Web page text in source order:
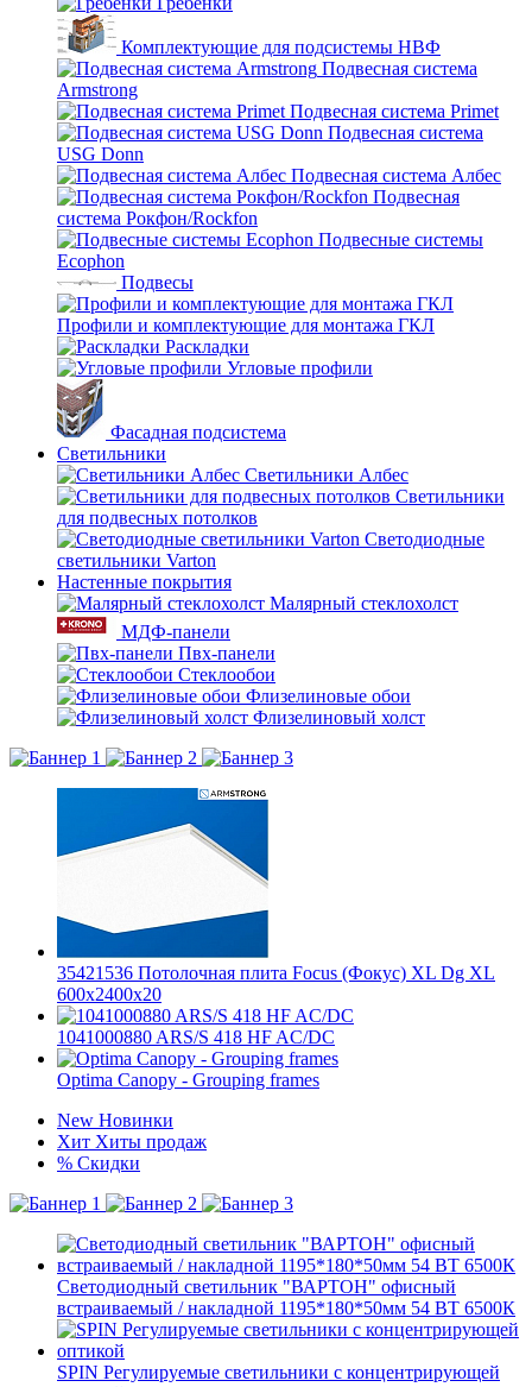
Комплектующие для подсистемы НВФ
Подвесная система
Armstrong
Подвесная система Primet
Подвесная система
USG Donn
Подвесная система Албес
Подвесная
система Рокфон/Rockfon
Подвесные системы
Ecophon
Подвесы
Профили и комплектующие для монтажа ГКЛ
Раскладки
Угловые профили
Фасадная подсистема
Светильники
Светильники Албес
Светильники
для подвесных потолков
Светодиодные
светильники Varton
Настенные покрытия
Малярный стеклохолст
МДФ-панели
Пвх-панели
Стеклообои
Флизелиновые обои
Флизелиновый холст
35421536 Потолочная плита Focus (Фокус) XL Dg XL
600x2400x20
1041000880 ARS/S 418 HF AC/DC
Optima Canopy - Grouping frames
New Новинки
Хит Хиты продаж
% Скидки
Светодиодный светильник "ВАРТОН" офисный
встраиваемый / накладной 1195*180*50мм 54 ВТ 6500К
SPIN Регулируемые светильники с концентрирующей